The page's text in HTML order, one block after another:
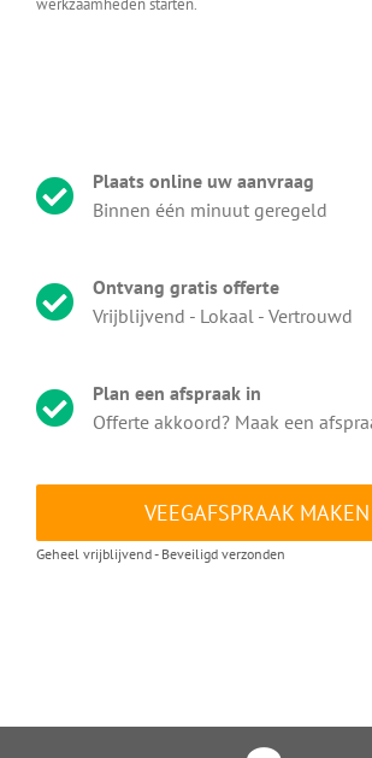
Plaats online uw aanvraag
Binnen één minuut geregeld
Ontvang gratis offerte
Vrijblijvend - Lokaal - Vertrouwd
Plan een afspraak in
Offerte akkoord? Maak een
VEEGAFSPRAAK MAKEN
Geheel vrijblijvend - Beveiligd verzonden